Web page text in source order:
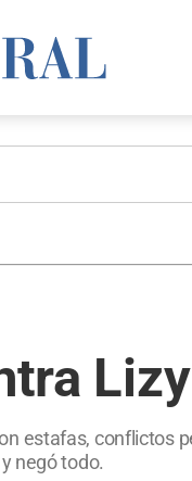
estafas, conflictos
negó todo.